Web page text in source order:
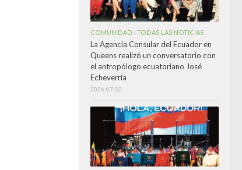
COMUNIDAD /TODAS LAS NOTICIAS
La Agencia Consular del Ecuador en
Queens realizó un conversatorio con
el antropólogo ecuatoriano José
Echeverría
2026-07-22